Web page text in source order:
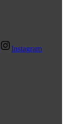
Instagram